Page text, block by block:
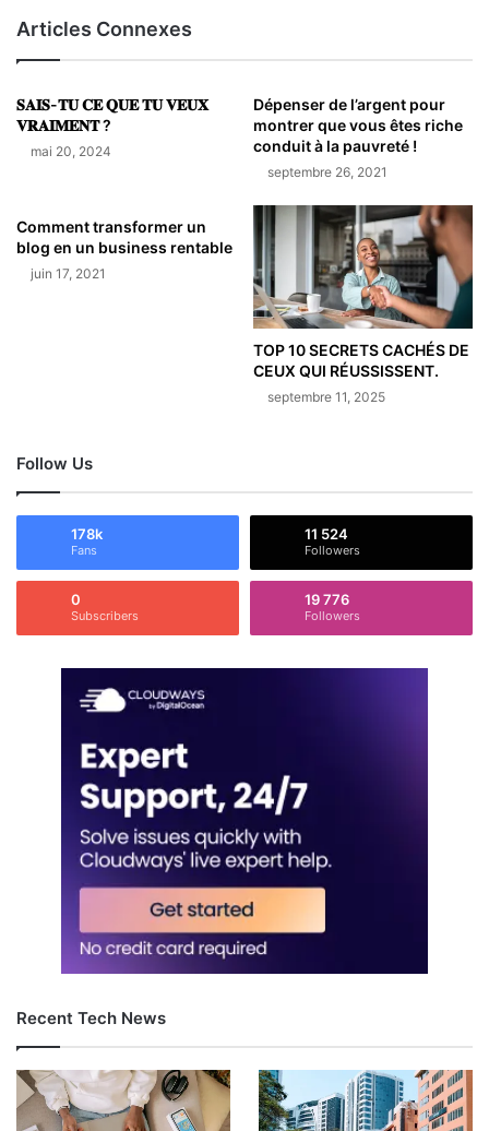
Articles Connexes
𝐒𝐀𝐈𝐒-𝐓𝐔 𝐂𝐄 𝐐𝐔𝐄 𝐓𝐔 𝐕𝐄𝐔𝐗
𝐕𝐑𝐀𝐈𝐌𝐄𝐍𝐓 ?
mai 20, 2024
Dépenser de l’argent pour
montrer que vous êtes riche
conduit à la pauvreté !
septembre 26, 2021
Comment transformer un
blog en un business rentable
juin 17, 2021
TOP 10 SECRETS CACHÉS DE
CEUX QUI RÉUSSISSENT.
septembre 11, 2025
Follow Us
178k
Fans
11 524
Followers
0
Subscribers
19 776
Followers
Recent Tech News